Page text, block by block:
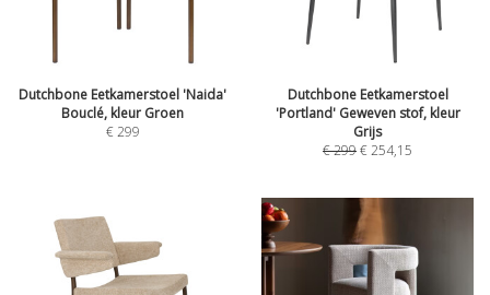
Dutchbone Eetkamerstoel 'Naida'
Bouclé, kleur Groen
€299
Dutchbone Eetkamerstoel
'Portland' Geweven stof, kleur
Grijs
€299€254,15